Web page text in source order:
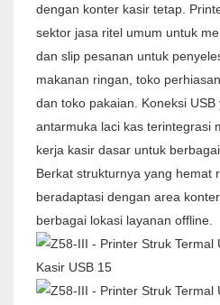
dengan konter kasir tetap.
sektor jasa ritel umum untuk
dan slip pesanan untuk
makanan ringan, toko
dan toko pakaian. Koneksi USB
antarmuka laci kas terintegrasi
kerja kasir dasar untuk
Berkat strukturnya yang hemat
beradaptasi dengan area
berbagai lokasi layanan offline.